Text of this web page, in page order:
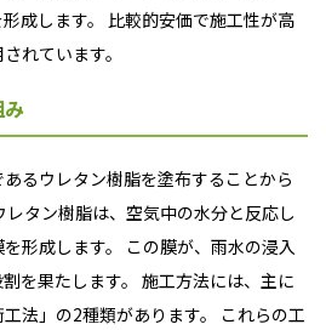
成します。 比較的安価で施工性が高
れています。
み
るウレタン樹脂を塗布することから
タン樹脂は、空気中の水分と反応し
形成します。 この膜が、雨水の浸入
を果たします。 施工方法には、主に
工法」の2種類があります。 これらの工